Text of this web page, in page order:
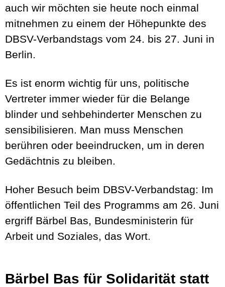
auch wir möchten sie heute noch einmal
mitnehmen zu einem der Höhepunkte des
DBSV-Verbandstags vom 24. bis 27. Juni in
Berlin.
Es ist enorm wichtig für uns, politische
Vertreter immer wieder für die Belange
blinder und sehbehinderter Menschen zu
sensibilisieren. Man muss Menschen
berühren oder beeindrucken, um in deren
Gedächtnis zu bleiben.
Hoher Besuch beim DBSV-Verbandstag: Im
öffentlichen Teil des Programms am 26. Juni
ergriff Bärbel Bas, Bundesministerin für
Arbeit und Soziales, das Wort.
Bärbel Bas für Solidarität statt